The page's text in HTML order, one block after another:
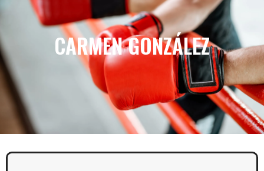
CARMEN GONZÁLEZ